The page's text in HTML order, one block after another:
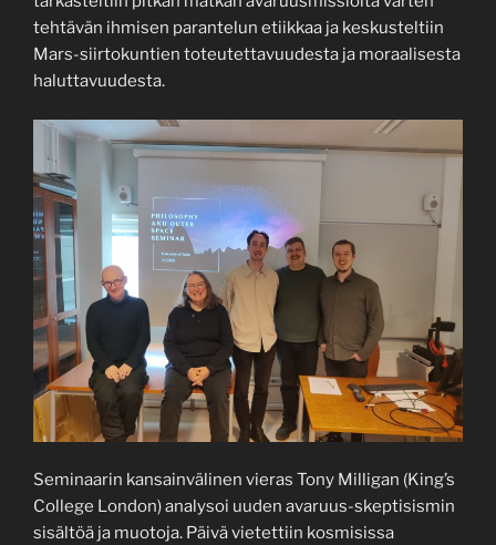
tehtävän ihmisen parantelun etiikkaa ja keskusteltiin
Mars-siirtokuntien toteutettavuudesta ja moraalisesta
haluttavuudesta.
Seminaarin kansainvälinen vieras Tony Milligan (King’s
College London) analysoi uuden avaruus-skeptisismin
sisältöä ja muotoja. Päivä vietettiin kosmisissa